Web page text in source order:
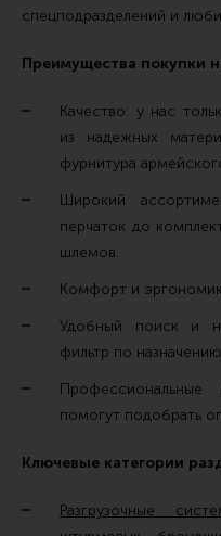
спецподразделений и
Преимущества покупки
Качество: у нас
из надежных
фурнитура
Широкий
перчаток до
шлемов.
Комфорт и
Удобный поиск и
фильтр по
Профессиональные
помогут подобрать
Ключевые категории
Разгрузочные